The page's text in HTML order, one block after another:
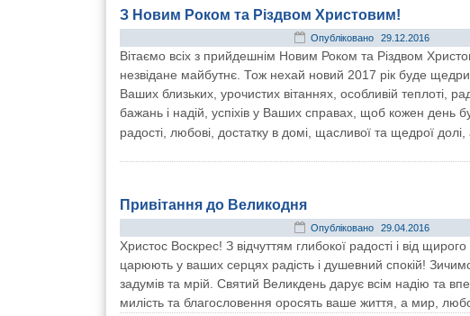
З Новим Роком та Різдвом Христовим!
Опубліковано 29.12.2016
Вітаємо всіх з прийдешнім Новим Роком та Різдвом
незвідане майбутнє. Тож нехай новий 2017 рік буде
Ваших близьких, урочистих вітаннях, особливій теплоті,
бажань і надій, успіхів у Ваших справах, щоб кожен
радості, любові, достатку в домі, щасливої та щедрої
Привітання до Великодня
Опубліковано 29.04.2016
Христос Воскрес! З відчуттям глибокої радості і від
царюють у ваших серцях радість і душевний спокій!
задумів та мрій. Святий Великдень дарує всім надію та
милість та благословення оросять ваше життя, а мир,